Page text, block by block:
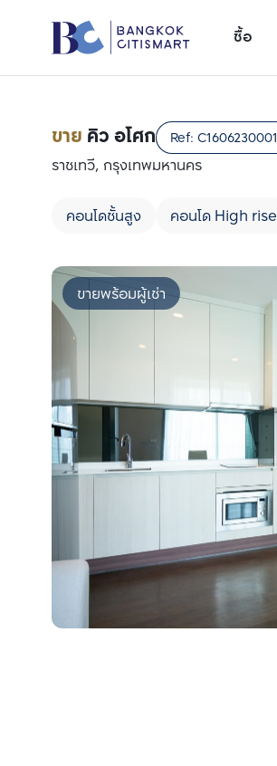
ซื้อ
ขาย คิว อโศก Ref: C1606230001
ราชเทวี, กรุงเทพมหานคร
คอนโดชั้นสูง คอนโด High rise
ขายพร้อมผู้เช่า
เพิ่มยูนิตเปรียบเทียบ